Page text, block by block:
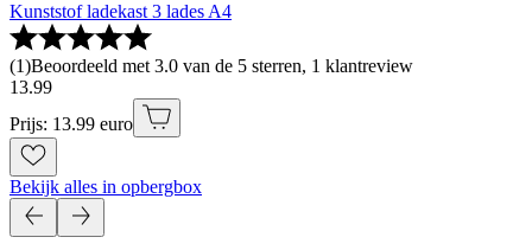
Kunststof ladekast 3 lades A4
(1)Beoordeeld met 3.0 van de 5 sterren, 1 klantreview
13.99
Prijs: 13.99 euro
Bekijk alles in opbergbox